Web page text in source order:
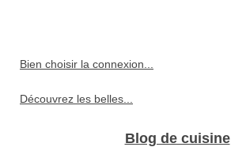
Bien choisir la connexion...
Découvrez les belles...
Blog de cuisine